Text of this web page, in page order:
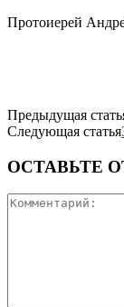
Протоиерей
Предыдущая
Следующая статья
ОСТАВЬТЕ